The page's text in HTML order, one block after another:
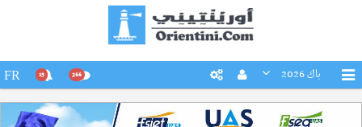
باك 2026 266
15
FR